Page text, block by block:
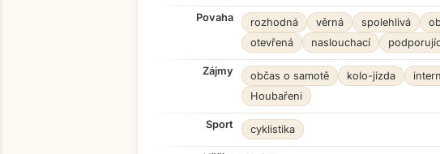
Povaha rozhodná věrná spolehlivá
otevřená
naslouchací
Zájmy občas o samotě kolo-jízda
Houbařeni
Sport cyklistika